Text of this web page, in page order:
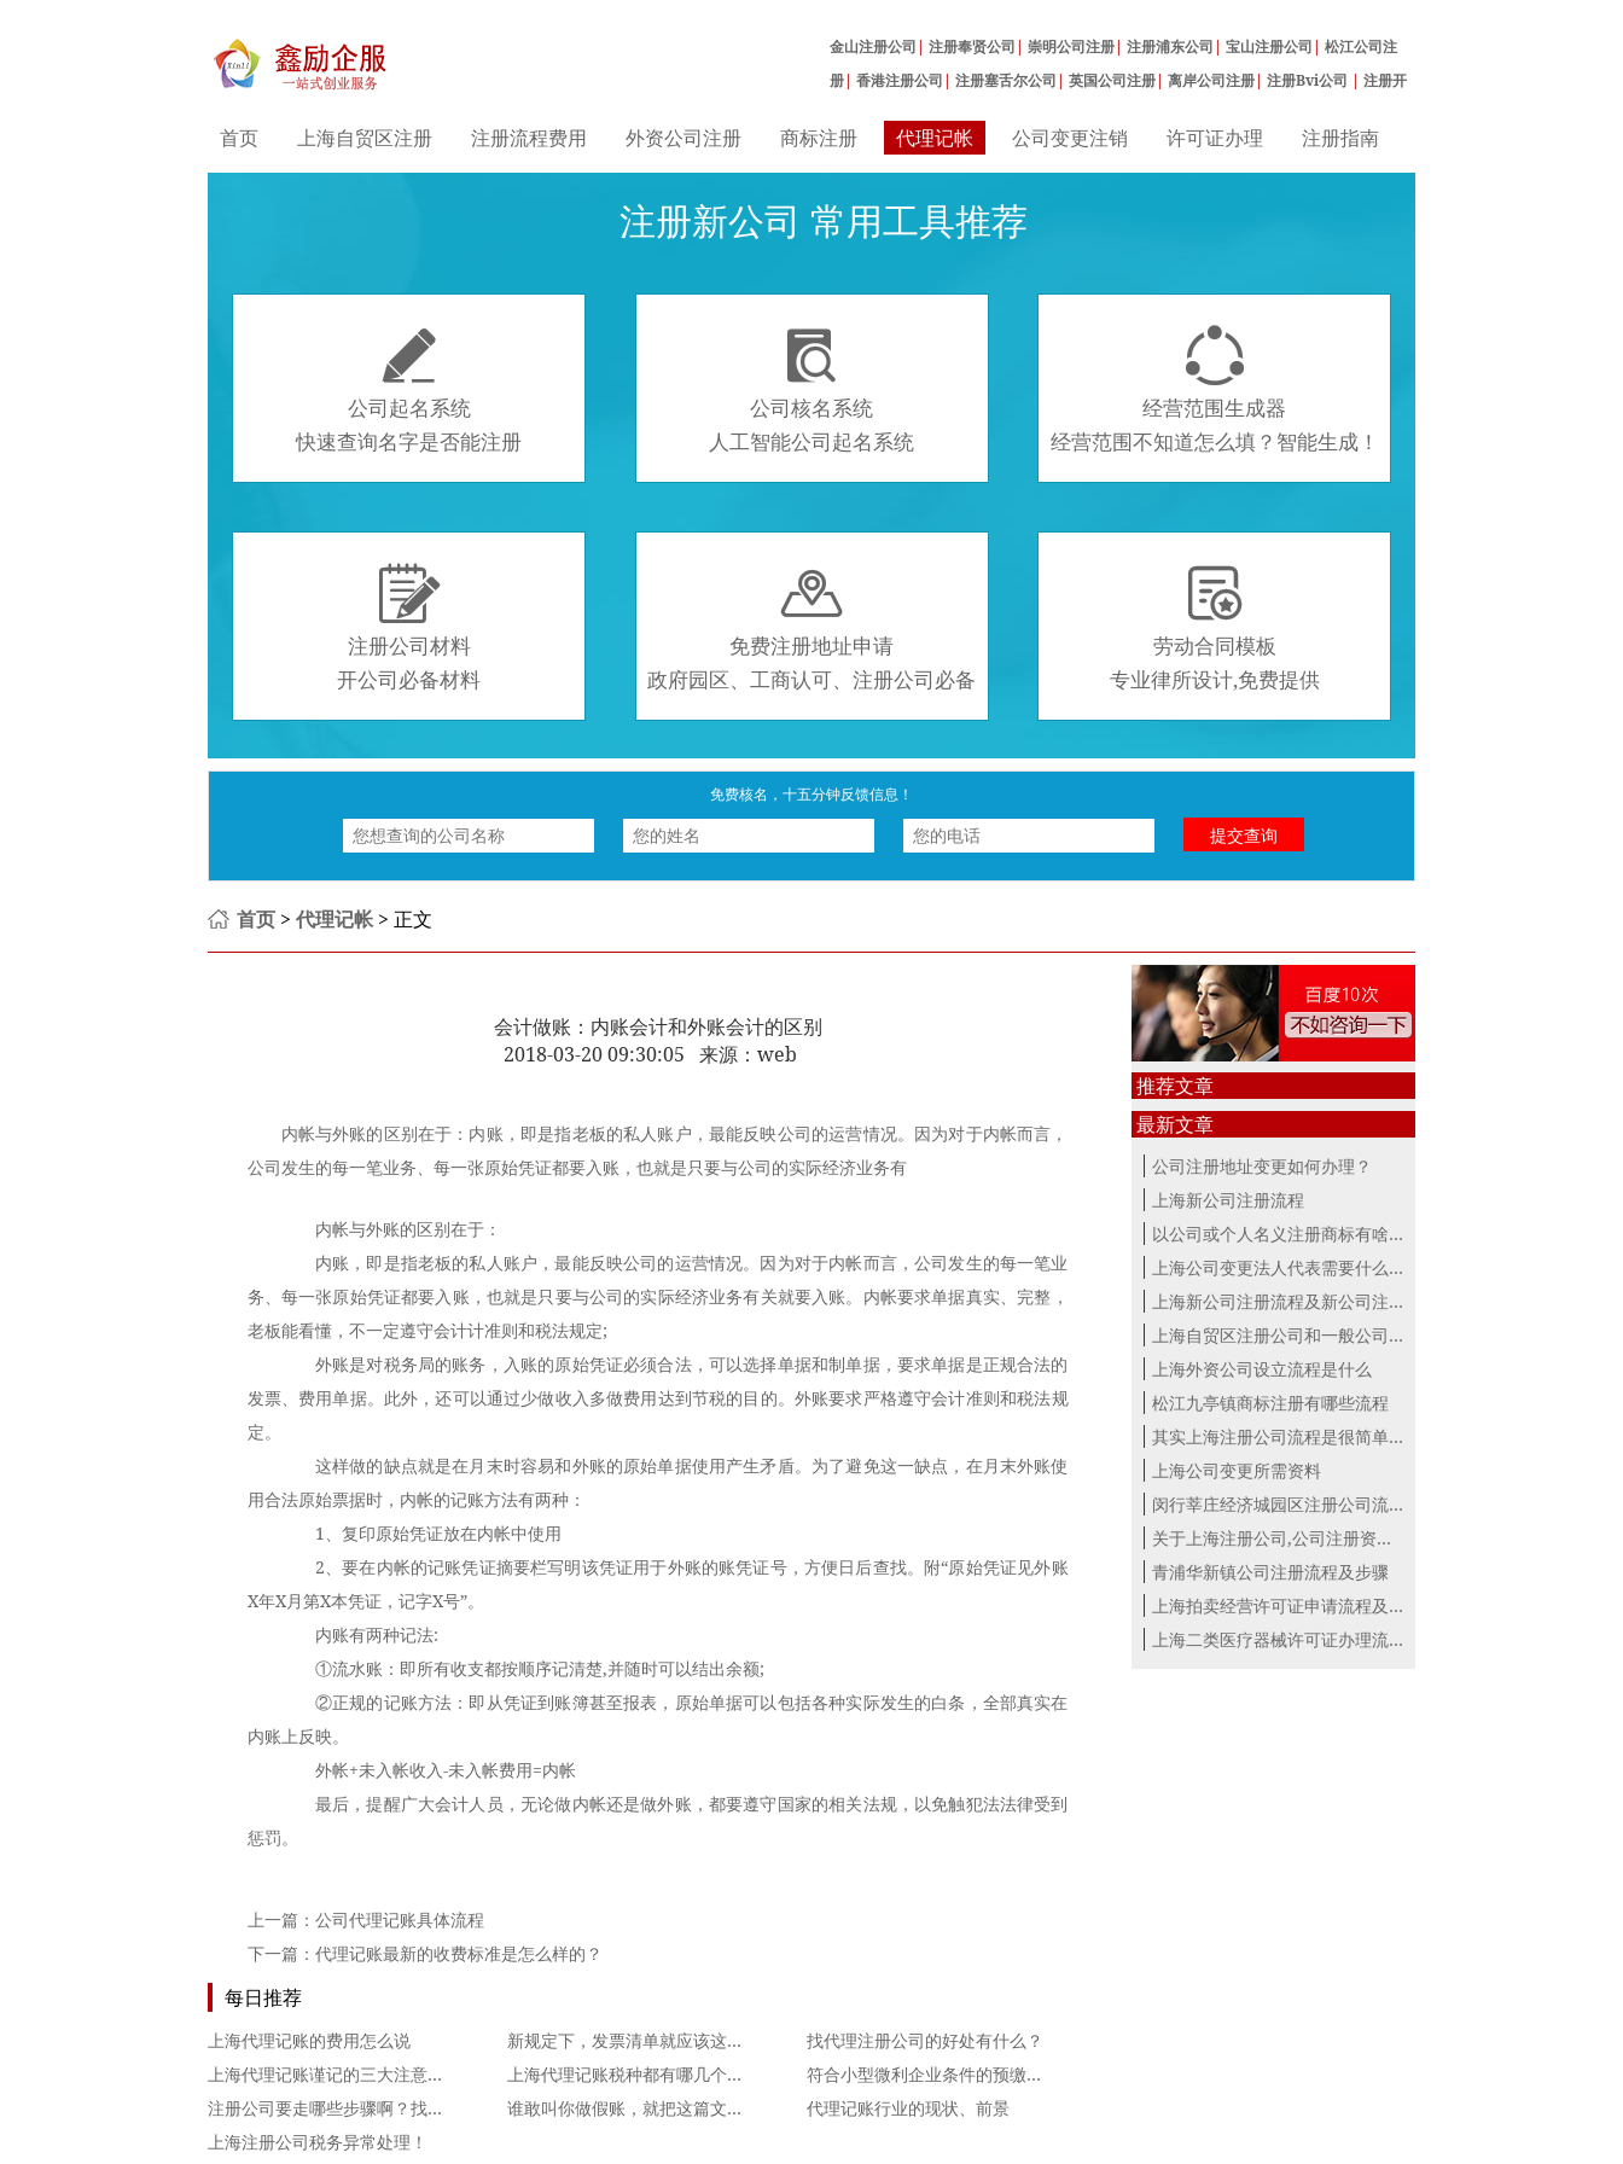
金山注册公司 | 注册奉贤公司 | 崇明公司注册| 注册浦东公司 | 宝山注册公司 | 松江公司注
册| 香港注册公司 | 注册塞舌尔公司 | 英国公司注册| 离岸公司注册| 注册Bvi公司 | 注册开
首页 上海自贸区注册 注册流程费用 外资公司注册 商标注册 代理记帐 公司变更注销 许可证办理 注册指南
注册新公司 常用工具推荐

公司起名系统
快速查询名字是否能注册

公司核名系统
人工智能公司起名系统

经营范围生成器
经营范围不知道怎么填？智能生成！

注册公司材料
开公司必备材料

免费注册地址申请
政府园区、工商认可、注册公司必备

劳动合同模板
专业律所设计,免费提供
免费核名，十五分钟反馈信息！
首页 > 代理记帐> 正文
会计做账：内账会计和外账会计的区别
2018-03-20 09:30:05 来源：web
内帐与外账的区别在于：内账，即是指老板的私人账户，最能反映公司的运营情况。因为对于内帐而言，
公司发生的每一笔业务、每一张原始凭证都要入账，也就是只要与公司的实际经济业务有
内帐与外账的区别在于：
内账，即是指老板的私人账户，最能反映公司的运营情况。因为对于内帐而言，公司发生的每一笔业
务、每一张原始凭证都要入账，也就是只要与公司的实际经济业务有关就要入账。内帐要求单据真实、完整，
老板能看懂，不一定遵守会计计准则和税法规定;
外账是对税务局的账务，入账的原始凭证必须合法，可以选择单据和制单据，要求单据是正规合法的
发票、费用单据。此外，还可以通过少做收入多做费用达到节税的目的。外账要求严格遵守会计准则和税法规
定。
这样做的缺点就是在月末时容易和外账的原始单据使用产生矛盾。为了避免这一缺点，在月末外账使
用合法原始票据时，内帐的记账方法有两种：
1、复印原始凭证放在内帐中使用
2、要在内帐的记账凭证摘要栏写明该凭证用于外账的账凭证号，方便日后查找。附“原始凭证见外账
X年X月第X本凭证，记字X号”。
内账有两种记法:
①流水账：即所有收支都按顺序记清楚,并随时可以结出余额;
②正规的记账方法：即从凭证到账簿甚至报表，原始单据可以包括各种实际发生的白条，全部真实在
内账上反映。
外帐+未入帐收入-未入帐费用=内帐
最后，提醒广大会计人员，无论做内帐还是做外账，都要遵守国家的相关法规，以免触犯法法律受到
惩罚。
上一篇： 公司代理记账具体流程
下一篇： 代理记账最新的收费标准是怎么样的？
每日推荐
上海代理记账的费用怎么说 新规定下，发票清单就应该这么开具！
找代理注册公司的好处有什么？
上海代理记账谨记的三大注意事项！
上海代理记账税种都有哪几个类型呢？
符合小型微利企业条件的预缴企业所得税时可享受税收优惠
注册公司要走哪些步骤啊？找代理公司注册靠谱吗
谁敢叫你做假账，就把这篇文章让他看！
代理记账行业的现状、前景
上海注册公司税务异常处理！
推荐文章
最新文章
公司注册地址变更如何办理？
上海新公司注册流程
以公司或个人名义注册商标有啥区别？...
上海公司变更法人代表需要什么手续
上海新公司注册流程及新公司注册费用
上海自贸区注册公司和一般公司注册有...
上海外资公司设立流程是什么
松江九亭镇商标注册有哪些流程
其实上海注册公司流程是很简单的！
上海公司变更所需资料
闵行莘庄经济城园区注册公司流程
关于上海注册公司,公司注册资本详解！
青浦华新镇公司注册流程及步骤
上海拍卖经营许可证申请流程及材料
上海二类医疗器械许可证办理流程